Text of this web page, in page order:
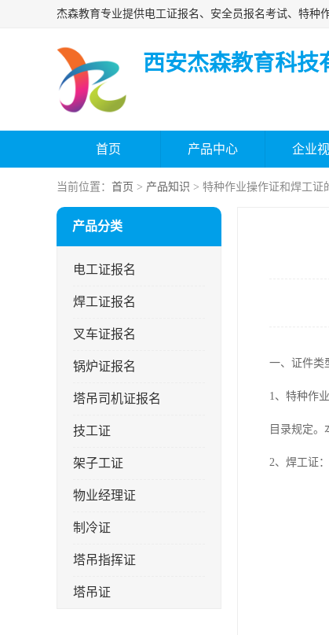
西安杰森教育科技
首页 产品中心 企业
当前位置： 首页 > 产品知识 > 特种作业操作证和焊工证
产品分类
电工证报名
焊工证报名
叉车证报名
锅炉证报名
塔吊司机证报名
技工证
架子工证
物业经理证
制冷证
塔吊指挥证
塔吊证
一、证件类
1、特种作
目录规定。
2、焊工证